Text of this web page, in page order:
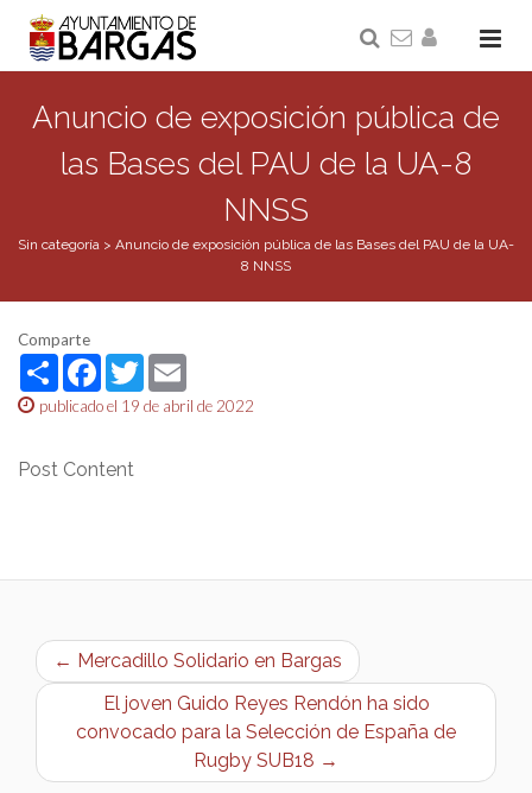
Anuncio de exposición pública de
las Bases del PAU de la UA-8
NNSS
Sin categoría > Anuncio de exposición pública de las Bases del PAU de la UA-
8 NNSS
Comparte
ShareFacebook
Twitter
publicado el 19 de abril de 2022
Post Content
← Mercadillo Solidario en Bargas
El joven Guido Reyes Rendón ha sido
convocado para la Selección de España de
Rugby SUB18 →